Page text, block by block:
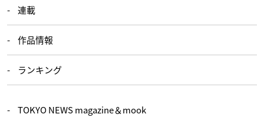
連載
作品情報
ランキング
TOKYO NEWS magazine＆mook